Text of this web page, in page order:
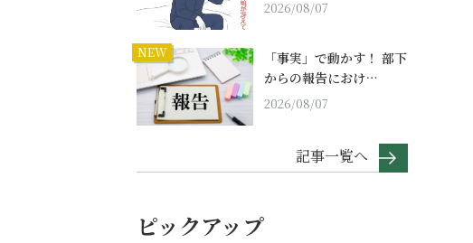
2026/08/07
NEW
「事実」で動かす！ 部下
からの報告におけ…
2026/08/07
記事一覧へ
ピックアップ